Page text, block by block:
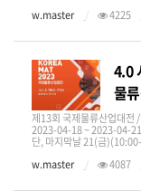
w.master
4225
4.0
물
제13회 국제물류산업대전
2023-04-18 ~ 2023-04-
단, 마지막날 21(금
w.master
4087